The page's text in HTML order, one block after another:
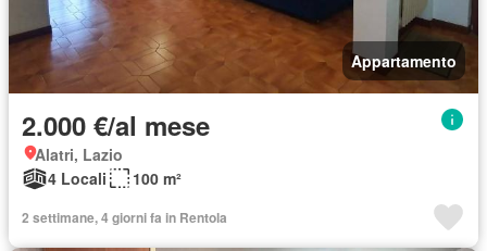
Appartamento
2.000 €/al mese
Alatri, Lazio
4 Locali
100 m²
2 settimane, 4 giorni fa in Rentola